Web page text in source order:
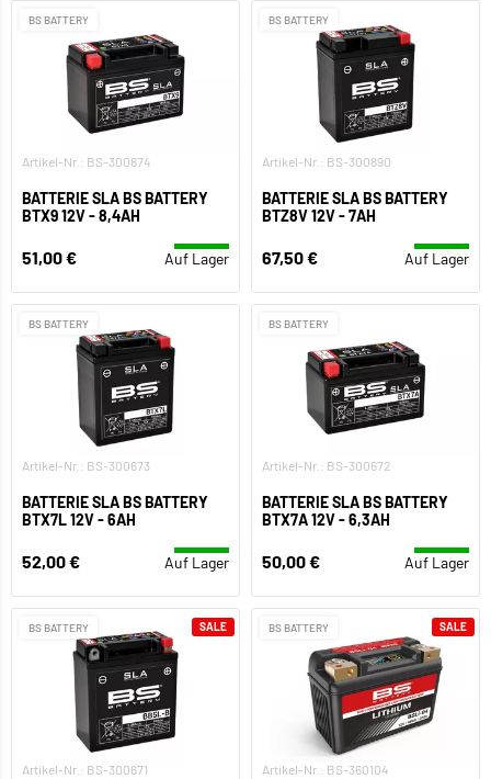
BS BATTERY
Artikel-Nr.: BS-300674
BATTERIE SLA BS BATTERY
BTX9 12V - 8,4AH
51,00 € Auf Lager
BS BATTERY
Artikel-Nr.: BS-300890
BATTERIE SLA BS BATTERY
BTZ8V 12V - 7AH
67,50 € Auf Lager
BS BATTERY
Artikel-Nr.: BS-300673
BATTERIE SLA BS BATTERY
BTX7L 12V - 6AH
52,00 € Auf Lager
BS BATTERY
Artikel-Nr.: BS-300672
BATTERIE SLA BS BATTERY
BTX7A 12V - 6,3AH
50,00 € Auf Lager
BS BATTERY
Artikel-Nr.: BS-300671
SALE BS BATTERY
Artikel-Nr.: BS-360104
SALE